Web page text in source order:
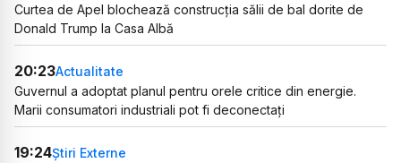
Curtea de Apel blochează construcția sălii de bal dorite de
Donald Trump la Casa Albă
20:23Actualitate
Guvernul a adoptat planul pentru orele critice din energie.
Marii consumatori industriali pot fi deconectați
19:24Știri Externe